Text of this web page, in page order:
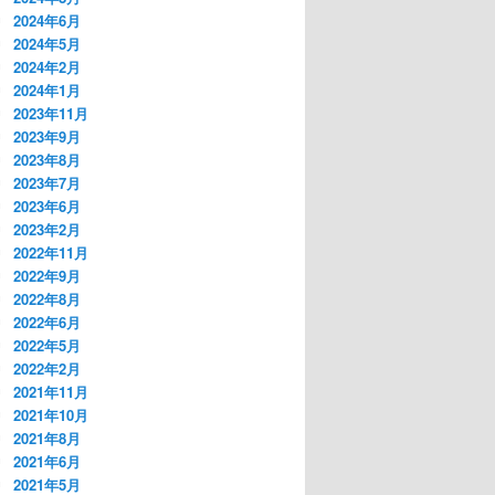
2024年6月
2024年5月
2024年2月
2024年1月
2023年11月
2023年9月
2023年8月
2023年7月
2023年6月
2023年2月
2022年11月
2022年9月
2022年8月
2022年6月
2022年5月
2022年2月
2021年11月
2021年10月
2021年8月
2021年6月
2021年5月